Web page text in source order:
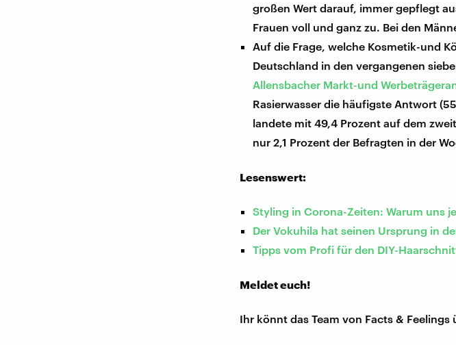
großen Wert darauf, immer gepflegt
Frauen voll und ganz zu. Bei den
Auf die Frage, welche Kosmetik-und
Deutschland in den vergangenen
Allensbacher Markt-und
Rasierwasser die häufigste Antwort
landete mit 49,4 Prozent auf dem
nur 2,1 Prozent der Befragten in der
Lesenswert:
Styling in Corona-Zeiten: Warum uns
Der Vokuhila hat seinen Ursprung in
Tipps vom Profi für den DIY-
Meldet euch!
Ihr könnt das Team von Facts & Feelings